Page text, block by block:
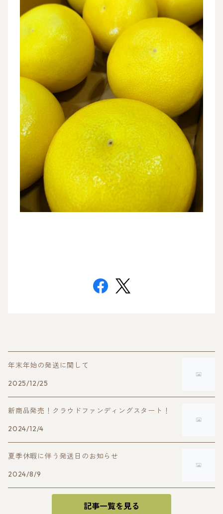
年末年始の発送に関して
2025/12/25
新商品発売！クラウドファンディングスタート！
2024/12/4
夏季休暇に伴う発送日のお知らせ
2024/8/9
記事一覧を見る